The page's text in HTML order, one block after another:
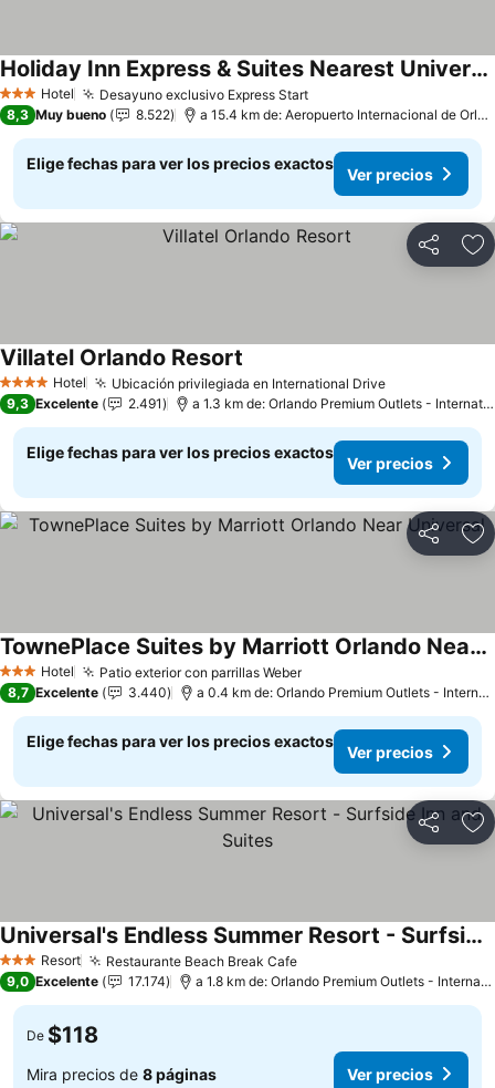
3 Estrellas
Hotel Desayuno exclusivo Express Start
Holiday Inn Express & Suites Nearest Universal Orlando By Ihg
8,3 Muy bueno 8.522 a 15.4 km de: Aeropuerto Internacional de Orlando
Elige fechas para ver los precios exactos
Ver precios
Compartir
4 EstrellasHotel Ubicación privilegiada en International Drive
Villatel Orlando Resort
9,3 Excelente 2.491 a 1.3 km de: Orlando Premium Outlets - International Drive
Elige fechas para ver los precios exactos
Ver precios
Compartir
3 Estrellas
Hotel Patio exterior con parrillas Weber
TownePlace Suites by Marriott Orlando Near Universal
8,7 Excelente 3.440 a 0.4 km de: Orlando Premium Outlets - International Drive
Elige fechas para ver los precios exactos
Ver precios
Compartir
3 EstrellasResort Restaurante Beach Break Cafe
Universal's Endless Summer Resort - Surfside Inn and Suites
9,0 Excelente 17.174 a 1.8 km de: Orlando Premium Outlets - International Drive
De $118
Mira precios de 8 páginas Ver precios